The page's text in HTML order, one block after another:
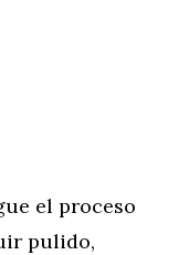
el proceso
pulido,